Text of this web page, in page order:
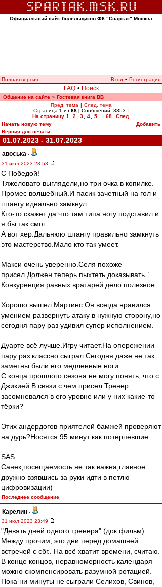
Официальный сайт болельщиков ФК "Спартак" Москва
Полная версия Вход • Регистрация
FAQ • Поиск
Общение на сайте » Гостевая книга ВВ
Пред. тема | След. тема
Страница 1 из 68 [ Сообщений: 3353 ]
На страницу 1 2 3 4 5 68
След.
Начать новую тему
Добавить
Версия для печати
01.07.2023 - 31.07.2023
авоська -
31 июл 2023 23:53
С Победой!
Тяжеловато выглядели,но три очка в копилке.
Промес волшебный.И пасик зачетный на гол и
штангу идеально замкнул.
Кто-то скажет да что там типа ногу подставил и
я бы так смог.
А вот хер.Дальнюю штангу правильно замкнуть
это мастерство.Мало кто так умеет.
Макси очень уверенно.Селя похоже
присел.Должен теперь пыхтеть доказывать.`
Конкуренция равных вратарей дело полезное.
Хорошо вышел Мартинс.Он всегда нравился
умением развернуть атаку в нужную сторону,но
сегодня пару раз удивил супер исполнением.
Дуарте всё лучше.Игру читает.На опережении
пару раз классно сыграл.Сегодня даже не так
заметны были его медленные ноги.
С конца прошлого сезона не могу понять, что с
Джикией.В связи с чем присел.Тренер
засомневался в его уровне или у них какие-то
тёрки?
Этих андердогов приятелей бамжей проверяют
на дурь?Носятся 95 минут как потерпевшие.
SAS
Санек,посещаемость не так важна,главное
дружно взявшись за руки идти в петлю
цифровизации)
Последнее сообщение
Карелин -
31 июл 2023 23:49
"Девять дней одного тренера" (док.фильм).
Между прочим, это дни перед домашней
встречей с сбг.. На всё хватит времени, считаю.
В конце концов, неравномерность календаря
можно скомпенсировать разумной ротацией.
Пока ни минуты не сыграли Селихов, Свинов,